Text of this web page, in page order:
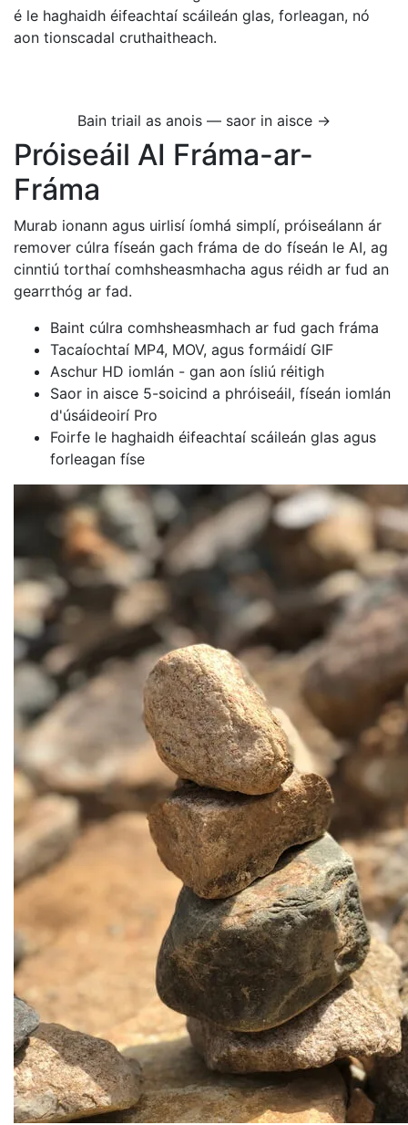
é le haghaidh éifeachtaí scáileán glas, forleagan, nó
aon tionscadal cruthaitheach.
Bain triail as anois — saor in aisce →
Próiseáil AI Fráma-ar-
Fráma
Murab ionann agus uirlisí íomhá simplí, próiseálann ár
remover cúlra físeán gach fráma de do físeán le AI, ag
cinntiú torthaí comhsheasmhacha agus réidh ar fud an
gearrthóg ar fad.
Baint cúlra comhsheasmhach ar fud gach fráma
Tacaíochtaí MP4, MOV, agus formáidí GIF
Aschur HD iomlán - gan aon ísliú réitigh
Saor in aisce 5-soicind a phróiseáil, físeán iomlán
d'úsáideoirí Pro
Foirfe le haghaidh éifeachtaí scáileán glas agus
forleagan físe